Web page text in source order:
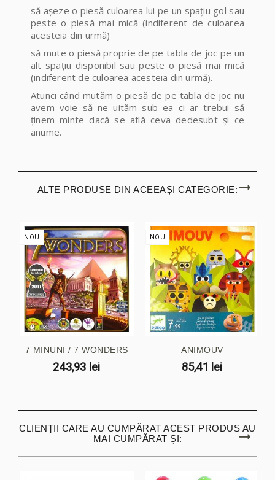
să așeze o piesă culoarea lui pe un spațiu gol sau
peste o piesă mai mică (indiferent de culoarea
acesteia din urmă)
să mute o piesă proprie de pe tabla de joc pe un
alt spațiu disponibil sau peste o piesă mai mică
(indiferent de culoarea acesteia din urmă).
Atunci când mutăm o piesă de pe tabla de joc nu
avem voie să ne uităm sub ea ci ar trebui să
ținem minte dacă se află ceva dedesubt și ce
anume.
ALTE PRODUSE DIN ACEEAȘI CATEGORIE:
NOU
7 MINUNI / 7 WONDERS
243,93 lei
NOU
ANIMOUV
85,41 lei
CLIENȚII CARE AU CUMPĂRAT ACEST PRODUS AU
MAI CUMPĂRAT ȘI: